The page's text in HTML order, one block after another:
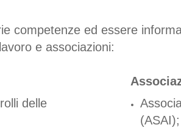
competenze ed essere
e associazioni:
delle
(ASAI);